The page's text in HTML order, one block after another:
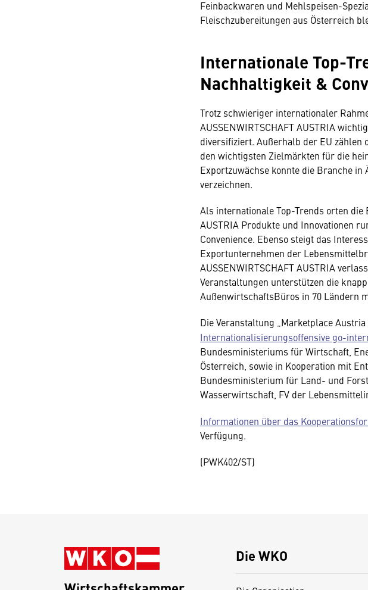
Feinbackwaren und Mehlspeisen-
Fleischzubereitungen aus Österreich
Internationale Top-
Nachhaltigkeit &
Trotz schwieriger internationaler
AUSSENWIRTSCHAFT AUSTRIA
diversifiziert. Außerhalb der EU zählen
den wichtigsten Zielmärkten für die
Exportzuwächse konnte die Branche in
verzeichnen.
Als internationale Top-Trends orten die
AUSTRIA Produkte und Innovationen
Convenience. Ebenso steigt das
Exportunternehmen der
AUSSENWIRTSCHAFT AUSTRIA
Veranstaltungen unterstützen die
AußenwirtschaftsBüros in 70 Ländern
Die Veranstaltung „Marketplace
Internationalisierungsoffensive go-
Bundesministeriums für Wirtschaft,
Österreich, sowie in Kooperation mit
Bundesministerium für Land- und
Wasserwirtschaft, FV der
Informationen über das
Verfügung.
(PWK402/ST)
Die WKO